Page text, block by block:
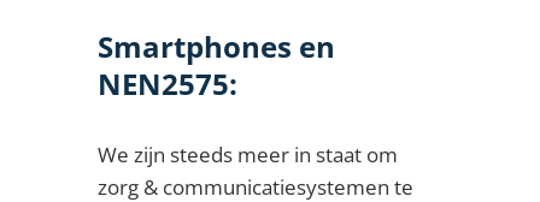
Smartphones en
NEN2575:
We zijn steeds meer in staat om
zorg & communicatiesystemen te